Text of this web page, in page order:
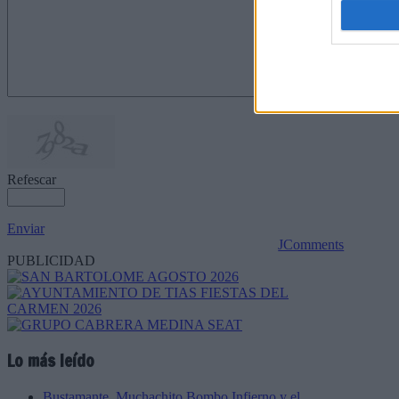
Refescar
Enviar
JComments
PUBLICIDAD
Lo más leído